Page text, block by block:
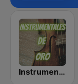
Instrumentales de Oro Radio